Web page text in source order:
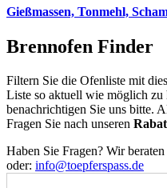
Gießmassen, Tonmehl,
Brennofen Finder
Filtern Sie die Ofenliste mit
Liste so aktuell wie möglich zu
benachrichtigen Sie uns bitte.
Fragen Sie nach unseren
Haben Sie Fragen? Wir
oder: info@toepferspass.de